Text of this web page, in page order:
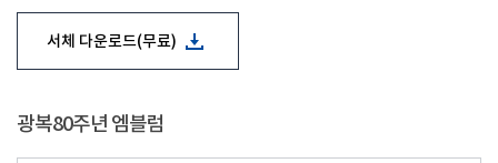
서체 다운로드(무료)
광복80주년 엠블럼